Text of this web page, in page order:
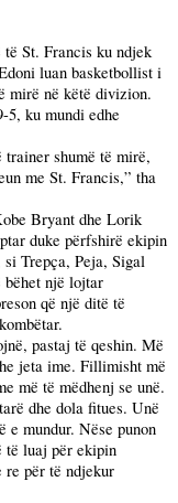
St. Francis ku ndjek
luan basketbollist i
mirë në këtë divizion.
ku mundi edhe
shumë të mirë,
me St. Francis,” tha
Bryant dhe Lorik
duke përfshirë ekipin
Trepça, Peja, Sigal
bëhet një lojtar
që një ditë të
pastaj të qeshin. Më
jeta ime. Fillimisht më
më të mëdhenj se unë.
dhe dola fitues. Unë
e mundur. Nëse punon
të luaj për ekipin
re për të ndjekur